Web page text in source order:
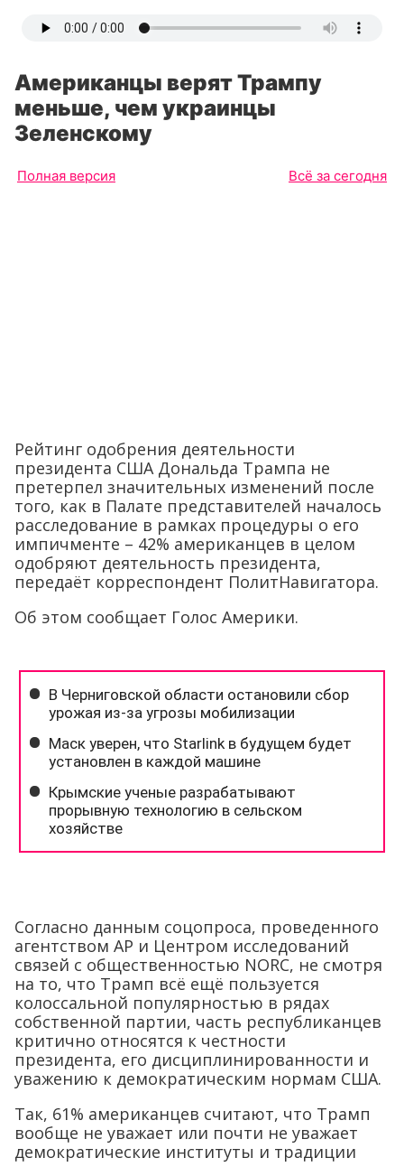
Американцы верят Трампу
меньше, чем украинцы
Зеленскому
Полная версия Всё за сегодня
Рейтинг одобрения деятельности
президента США Дональда Трампа не
претерпел значительных изменений после
того, как в Палате представителей началось
расследование в рамках процедуры о его
импичменте – 42% американцев в целом
одобряют деятельность президента,
передаёт корреспондент ПолитНавигатора.
Об этом сообщает Голос Америки.
Согласно данным соцопроса, проведенного
агентством AP и Центром исследований
связей с общественностью NORC, не смотря
на то, что Трамп всё ещё пользуется
колоссальной популярностью в рядах
собственной партии, часть республиканцев
критично относятся к честности
президента, его дисциплинированности и
уважению к демократическим нормам США.
Так, 61% американцев считают, что Трамп
вообще не уважает или почти не уважает
демократические институты и традиции